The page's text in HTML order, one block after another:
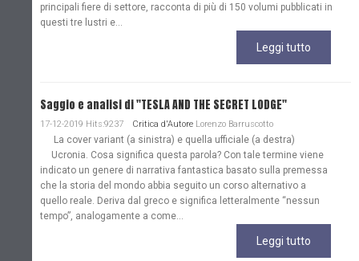
principali fiere di settore, racconta di più di 150 volumi pubblicati in
questi tre lustri e...
Leggi tutto
Saggio e analisi di "TESLA AND THE SECRET LODGE"
17-12-2019 Hits:9237 Critica d'Autore Lorenzo Barruscotto
La cover variant (a sinistra) e quella ufficiale (a destra)
Ucronia. Cosa significa questa parola? Con tale termine viene
indicato un genere di narrativa fantastica basato sulla premessa
che la storia del mondo abbia seguito un corso alternativo a
quello reale. Deriva dal greco e significa letteralmente “nessun
tempo”, analogamente a come...
Leggi tutto